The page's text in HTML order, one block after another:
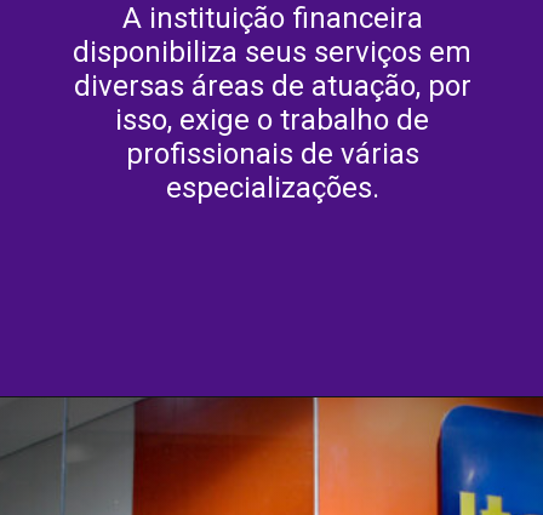
A instituição financeira
disponibiliza seus serviços em
diversas áreas de atuação, por
isso, exige o trabalho de
profissionais de várias
especializações.